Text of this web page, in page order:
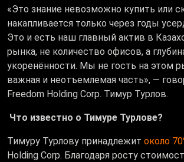
«Это знание невозможно купить или
накапливается только через годы
Это и есть наш главный актив в
рынка, не количество офисов, а
укоренённости. Мы не гость на этом
важная и неотъемлемая часть», —
Freedom Holding Corp. Тимур Турлов.
Что известно о Тимуре Турлове?
Тимуру Турлову принадлежит около
Holding Corp. Благодаря росту